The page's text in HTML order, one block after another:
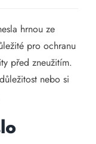
Kontakt
hrnou ze
pro ochranu
před zneužitím.
nebo si